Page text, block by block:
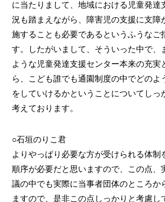
に当たりまして、地域における児童発達
況も踏まえながら、障害児の支援に支障
施することも必要であるというふうなご
す。したがいまして、そういった中で、
ような児童発達支援センター本来の充実
ら、こども誰でも通園制度の中でどのよ
をしていけるかということについてしっ
考えております。
○石垣のりこ君
よりやっぱり必要な方が受けられる体制
順序が必要だと思いますので、この点、
議の中でも実際に当事者団体のところか
ますので、是非この点しっかりと考慮し